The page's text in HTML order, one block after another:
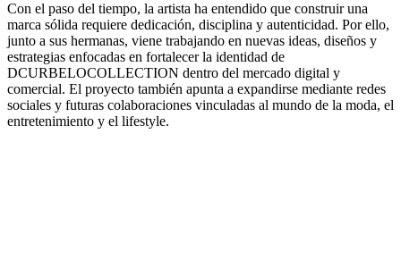
Con el paso del tiempo, la artista ha entendido que construir una
marca sólida requiere dedicación, disciplina y autenticidad. Por ello,
junto a sus hermanas, viene trabajando en nuevas ideas, diseños y
estrategias enfocadas en fortalecer la identidad de
DCURBELOCOLLECTION dentro del mercado digital y
comercial. El proyecto también apunta a expandirse mediante redes
sociales y futuras colaboraciones vinculadas al mundo de la moda, el
entretenimiento y el lifestyle.